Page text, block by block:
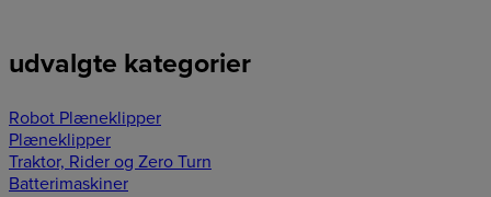
udvalgte kategorier
Robot Plæneklipper
Plæneklipper
Traktor, Rider og Zero Turn
Batterimaskiner